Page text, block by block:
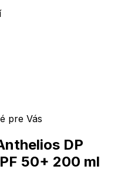
pre Vás
DP
50+ 200 ml